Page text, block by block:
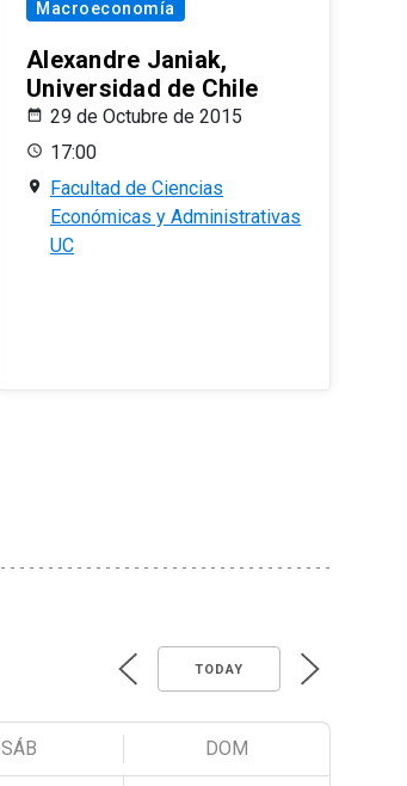
Macroeconomía
Alexandre Janiak,
Universidad de Chile
29 de Octubre de 2015
17:00
Facultad de Ciencias
Económicas y Administrativas
UC
TODAY
SÁB DOM